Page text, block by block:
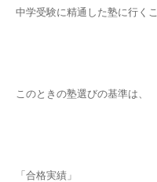
中学受験に精通した塾に行く
このときの塾選びの基準は、
「合格実績」